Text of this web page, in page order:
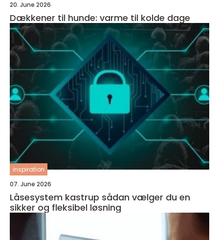
20. June 2026
Dækkener til hunde: varme til kolde dage
inspiration
07. June 2026
Låsesystem kastrup sådan vælger du en
sikker og fleksibel løsning